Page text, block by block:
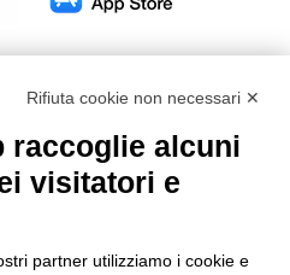
e controllo – D. lgs.
2001
Rifiuta cookie non necessari ✕
raccoglie alcuni
visitatori e
partner utilizziamo i cookie e